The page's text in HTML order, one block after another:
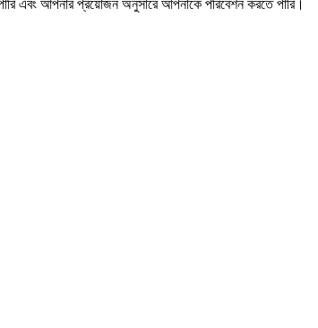
এবং আপনার প্রয়োজন অনুসারে আপনাকে পরিবেশন করতে পারি।